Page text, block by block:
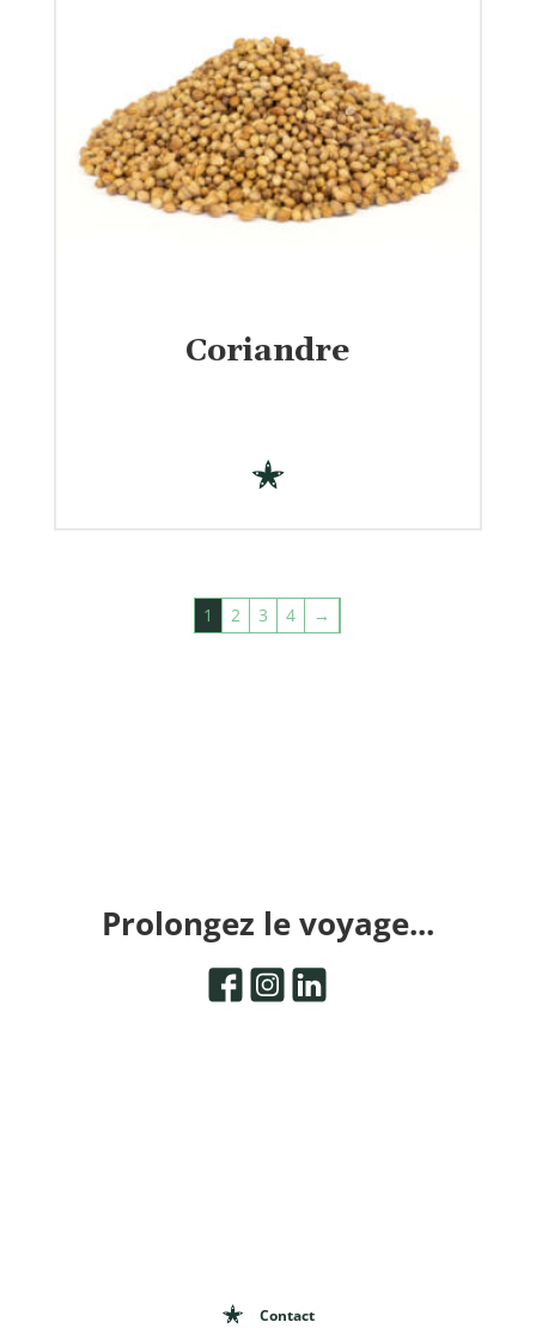
Coriandre€
1 2 3 4 →
Prolongez le voyage...
Contact